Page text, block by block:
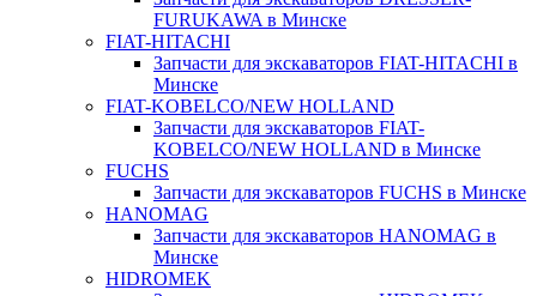
FURUKAWA в Минске
FIAT-HITACHI
Запчасти для экскаваторов FIAT-HITACHI в
Минске
FIAT-KOBELCO/NEW HOLLAND
Запчасти для экскаваторов FIAT-
KOBELCO/NEW HOLLAND в Минске
FUCHS
Запчасти для экскаваторов FUCHS в Минске
HANOMAG
Запчасти для экскаваторов HANOMAG в
Минске
HIDROMEK